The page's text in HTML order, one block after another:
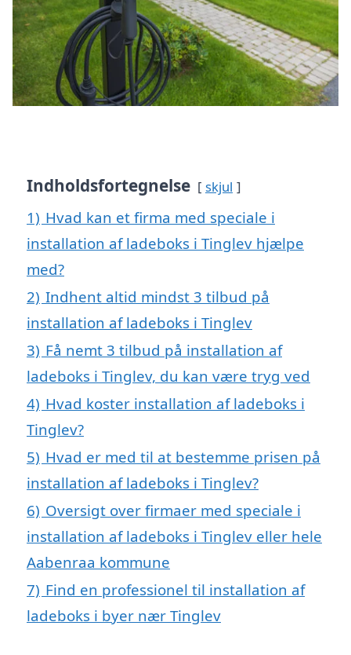
Indholdsfortegnelse skjul
1) Hvad kan et firma med speciale i
installation af ladeboks i Tinglev hjælpe
med?
2) Indhent altid mindst 3 tilbud på
installation af ladeboks i Tinglev
3) Få nemt 3 tilbud på installation af
ladeboks i Tinglev, du kan være tryg ved
4) Hvad koster installation af ladeboks i
Tinglev?
5) Hvad er med til at bestemme prisen på
installation af ladeboks i Tinglev?
6) Oversigt over firmaer med speciale i
installation af ladeboks i Tinglev eller hele
Aabenraa kommune
7) Find en professionel til installation af
ladeboks i byer nær Tinglev